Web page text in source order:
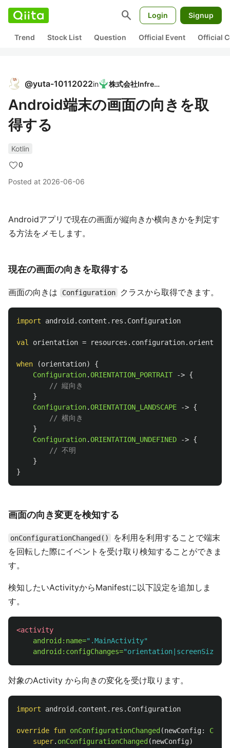
search Login Signup
Trend Stock List Question Official Event Official
@yuta-10112022in 株式会社Infreed
Android端末の画面の向きを取
得する
Kotlin
0
Posted at 2026-06-06
Androidアプリで現在の画面が縦向きか横向きかを判定す
る方法をメモします。
現在の画面の向きを取得する
画面の向きは Configuration クラスから取得できます。
import android.content.res.Configuration
val orientation = resources . configuration.
when (orientation)
{
Configuration.ORIENTATION_PORTRAIT -> {
// 縦向き
}
Configuration.ORIENTATION_LANDSCAPE -> {
// 横向き
}
Configuration.ORIENTATION_UNDEFINED -> {
// 不明
}
}
画面の向き変更を検知する
onConfigurationChanged()
を利用を利用することで端末
を回転した際にイベントを受け取り検知することができま
す。
検知したいActivityからManifestに以下設定を追加しま
す。
<activity
android:name=".MainActivity"
android:configChanges="orientation|screenSize"
対象のActivity から向きの変化を受け取ります。
import android.content.res.Configuration
override fun onConfigurationChanged (newConfig:
super. onConfigurationChanged (newConfig)